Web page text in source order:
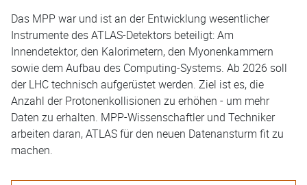
Das MPP war und ist an der Entwicklung wesentlicher
Instrumente des ATLAS-Detektors beteiligt: Am
Innendetektor, den Kalorimetern, den Myonenkammern
sowie dem Aufbau des Computing-Systems. Ab 2026 soll
der LHC technisch aufgerüstet werden. Ziel ist es, die
Anzahl der Protonenkollisionen zu erhöhen - um mehr
Daten zu erhalten. MPP-Wissenschaftler und Techniker
arbeiten daran, ATLAS für den neuen Datenansturm fit zu
machen.